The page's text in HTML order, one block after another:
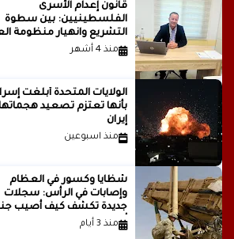
قانون إعدام الأسرى
الفلسطينيين: بين سطوة
التشريع وانهيار منظومة
الدولية...بقلم الدكتور وسيم
منذ 4 أشهر
الولايات المتحدة أبلغت
بأنها تعتزم تصعيد
إيران
منذ اسبوعين
شظايا وكسور في العظام
وإصابات في الرأس: سجلات
جديدة تكشف كيف أصيب
أمريكيون في الحرب الإيرانية
منذ 3 أيام